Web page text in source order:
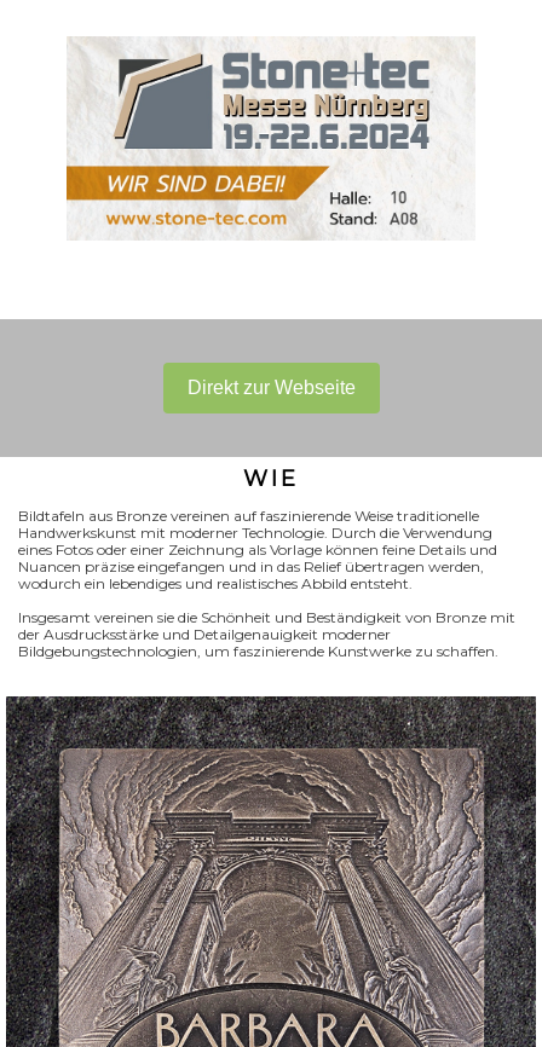
Direkt zur Webseite
WIE
Bildtafeln aus Bronze vereinen auf faszinierende Weise traditionelle
Handwerkskunst mit moderner Technologie. Durch die Verwendung
eines Fotos oder einer Zeichnung als Vorlage können feine Details und
Nuancen präzise eingefangen und in das Relief übertragen werden,
wodurch ein lebendiges und realistisches Abbild entsteht.
Insgesamt vereinen sie die Schönheit und Beständigkeit von Bronze mit
der Ausdrucksstärke und Detailgenauigkeit moderner
Bildgebungstechnologien, um faszinierende Kunstwerke zu schaffen.